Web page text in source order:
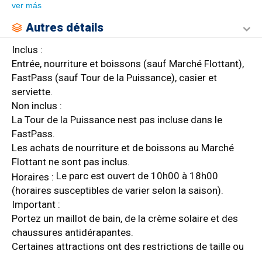
ver más
Autres détails
Inclus :
Entrée, nourriture et boissons (sauf Marché Flottant),
FastPass (sauf Tour de la Puissance), casier et
serviette.
Non inclus :
La Tour de la Puissance nest pas incluse dans le
FastPass.
Les achats de nourriture et de boissons au Marché
Flottant ne sont pas inclus.
Horaires : Le parc est ouvert de 10h00 à 18h00
(horaires susceptibles de varier selon la saison).
Important :
Portez un maillot de bain, de la crème solaire et des
chaussures antidérapantes.
Certaines attractions ont des restrictions de taille ou